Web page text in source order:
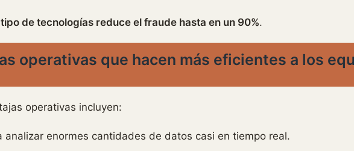
de tecnologías reduce el fraude hasta en un 90%.
operativas que hacen más eficientes a los
operativas incluyen:
analizar enormes cantidades de datos casi en tiempo real.